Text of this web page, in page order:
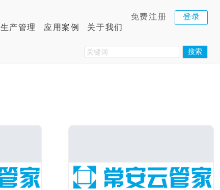
免费注册
登录
生产管理 应用案例 关于我们